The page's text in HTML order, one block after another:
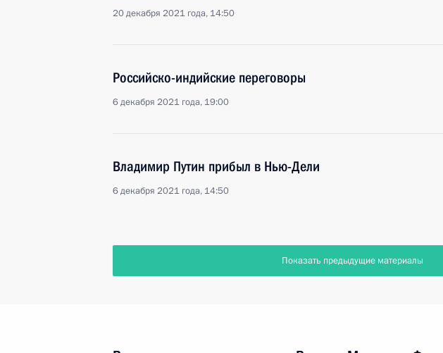
20 декабря 2021 года, 14:50
Российско-индийские переговоры
6 декабря 2021 года, 19:00
Владимир Путин прибыл в Нью-Дели
6 декабря 2021 года, 14:50
Показать предыдущие материалы